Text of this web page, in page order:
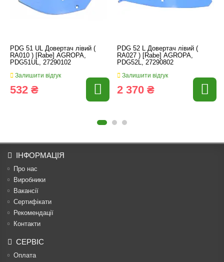
PDG 51 UL Довертач лівий (
RA010 ) [Rabe] AGROPA,
PDG51UL, 27290102
Залишити відгук
532 ₴
PDG 52 L Довертач лівий (
RA027 ) [Rabe] AGROPA,
PDG52L, 27290802
Залишити відгук
2 370 ₴
ІНФОРМАЦІЯ
Про нас
Виробники
Вакансії
Сертифікати
Рекомендації
Контакти
СЕРВІС
Оплата